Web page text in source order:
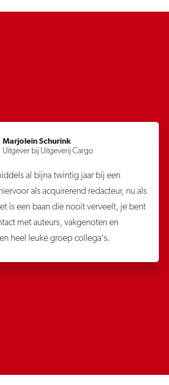
Marjolein Schurink
Uitgever bij Uitgeverij Cargo
al bijna twintig jaar bij een
als acquirerend redacteur, nu als
is een baan die nooit verveelt, je bent
met auteurs, vakgenoten en
heel leuke groep collega's.